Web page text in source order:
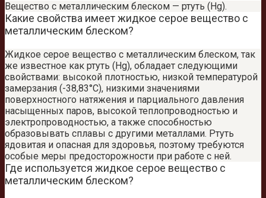
Вещество с металлическим блеском — ртуть (Hg).
Какие свойства имеет жидкое серое вещество с
металлическим блеском?
Жидкое серое вещество с металлическим блеском, так
же известное как ртуть (Hg), обладает следующими
свойствами: высокой плотностью, низкой температурой
замерзания (-38,83°C), низкими значениями
поверхностного натяжения и парциального давления
насыщенных паров, высокой теплопроводностью и
электропроводностью, а также способностью
образовывать сплавы с другими металлами. Ртуть
ядовитая и опасная для здоровья, поэтому требуются
особые меры предосторожности при работе с ней.
Где используется жидкое серое вещество с
металлическим блеском?